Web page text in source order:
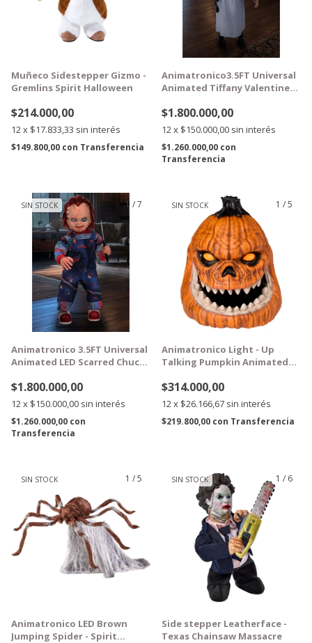
Muñeco Sidestepper Gizmo -
Gremlins Spirit Halloween
$214.000,00
12x $17.833,33 sin interés
$149.800,00 con Transferencia
Animatronico3.5FT Universal
Animated Tiffany Valentine
$1.800.000,00
12x $150.000,00 sin interés
$1.260.000,00 con
Transferencia
1 /7
SIN STOCK
GRATIS
Animatronico 3.5FT Universal
Animated LED Scarred Chucky
$1.800.000,00
12x $150.000,00 sin interés
$1.260.000,00 con
Transferencia
1 /5
SIN STOCK
GRATIS
Animatronico Light - Up
Talking Pumpkin Animated
$314.000,00
12x $26.166,67 sin interés
$219.800,00 con Transferencia
1 /5
SIN STOCK
GRATIS
Animatronico LED Brown
Jumping Spider - Spirit
1 / 6
SIN STOCK
GRATIS
Side stepper Leatherface -
Texas Chainsaw Massacre